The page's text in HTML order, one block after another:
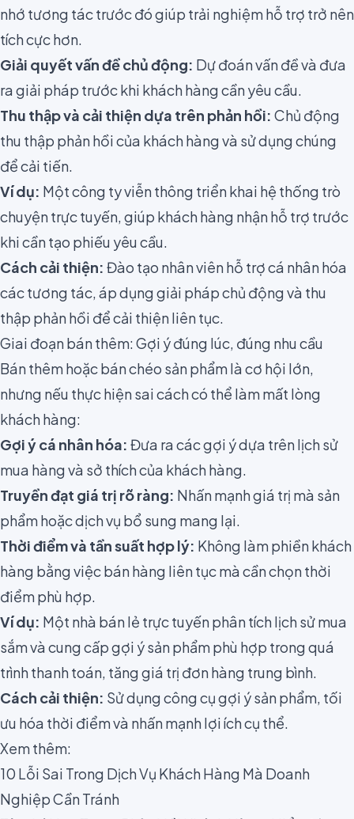
nhớ tương tác trước đó giúp trải nghiệm hỗ trợ trở nên
tích cực hơn.
Giải quyết vấn đề chủ động: Dự đoán vấn đề và đưa
ra giải pháp trước khi khách hàng cần yêu cầu.
Thu thập và cải thiện dựa trên phản hồi: Chủ động
thu thập phản hồi của khách hàng và sử dụng chúng
để cải tiến.
Ví dụ: Một công ty viễn thông triển khai hệ thống trò
chuyện trực tuyến, giúp khách hàng nhận hỗ trợ trước
khi cần tạo phiếu yêu cầu.
Cách cải thiện: Đào tạo nhân viên hỗ trợ cá nhân hóa
các tương tác, áp dụng giải pháp chủ động và thu
thập phản hồi để cải thiện liên tục.
Giai đoạn bán thêm: Gợi ý đúng lúc, đúng nhu cầu
Bán thêm hoặc bán chéo sản phẩm là cơ hội lớn,
nhưng nếu thực hiện sai cách có thể làm mất lòng
khách hàng:
Gợi ý cá nhân hóa: Đưa ra các gợi ý dựa trên lịch sử
mua hàng và sở thích của khách hàng.
Truyền đạt giá trị rõ ràng: Nhấn mạnh giá trị mà sản
phẩm hoặc dịch vụ bổ sung mang lại.
Thời điểm và tần suất hợp lý: Không làm phiền khách
hàng bằng việc bán hàng liên tục mà cần chọn thời
điểm phù hợp.
Ví dụ: Một nhà bán lẻ trực tuyến phân tích lịch sử mua
sắm và cung cấp gợi ý sản phẩm phù hợp trong quá
trình thanh toán, tăng giá trị đơn hàng trung bình.
Cách cải thiện: Sử dụng công cụ gợi ý sản phẩm, tối
ưu hóa thời điểm và nhấn mạnh lợi ích cụ thể.
Xem thêm:
10 Lỗi Sai Trong Dịch Vụ Khách Hàng Mà Doanh
Nghiệp Cần Tránh